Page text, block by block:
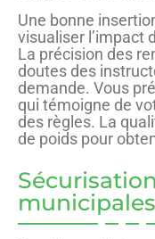
Une bonne
visualiser l’impact
La précision des
doutes des
demande. Vous
qui témoigne de
des règles. La
de poids pour
municipales